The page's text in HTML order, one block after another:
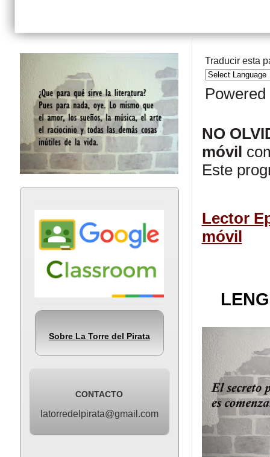
Sobre La Torre del Pirata
CONTACTO
latorredelpirata@gmail.com
Traducir esta
NO
móvil
Este
Lector
móvil